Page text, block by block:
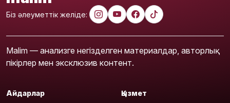
Біз әлеуметтік желіде:
Malim — анализге негізделген материалдар, авторлық
пікірлер мен эксклюзив контент.
Айдарлар Қызмет